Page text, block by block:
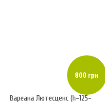
800 грн
Вареана Лютесценс (h-125-